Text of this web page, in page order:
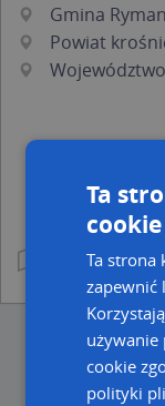
Gmina
Powiat
Ta
cookie
Ta strona
zapewnić
używanie
cookie
polityki